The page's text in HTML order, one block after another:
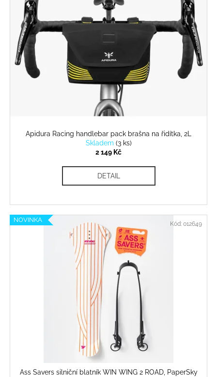
o
Apidura Racing handlebar pack brašna na řidítka, 2L
Skladem (3 ks)
2 149 Kč
DETAIL
NOVINKA
Ass Savers silniční blatník WIN WING 2 ROAD, PaperSky
Kód: 012649